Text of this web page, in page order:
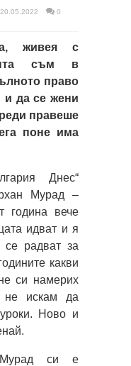
20.05.2022
0
живея с
съм в
право
и да се жени
правеше
поне има
Днес“
Мурад –
година вече
идват и я
се радват за
какви
си намерих
не искам да
Ново и
си е